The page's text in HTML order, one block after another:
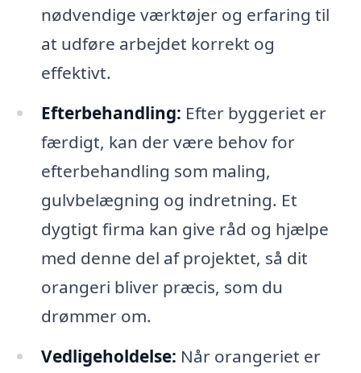
nødvendige værktøjer og erfaring til
at udføre arbejdet korrekt og
effektivt.
Efterbehandling: Efter byggeriet er
færdigt, kan der være behov for
efterbehandling som maling,
gulvbelægning og indretning. Et
dygtigt firma kan give råd og hjælpe
med denne del af projektet, så dit
orangeri bliver præcis, som du
drømmer om.
Vedligeholdelse: Når orangeriet er